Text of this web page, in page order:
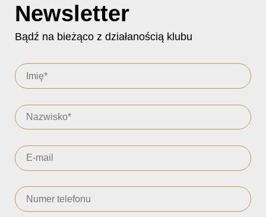
Newsletter
Bądź na bieżąco z działanością klubu